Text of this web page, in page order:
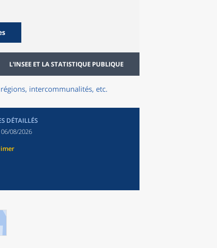
L'INSEE ET LA STATISTIQUE PUBLIQUE
intercommunalités, etc.
DÉTAILLÉS
06/08/2026